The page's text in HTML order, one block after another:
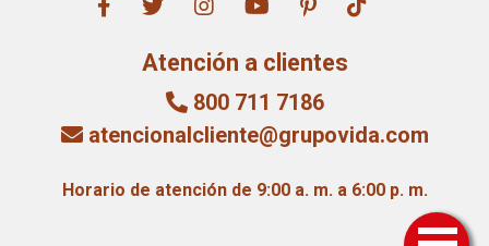
Atención a clientes
800 711 7186
atencionalcliente@grupovida.com
Horario de atención de 9:00 a. m. a 6:00 p. m.